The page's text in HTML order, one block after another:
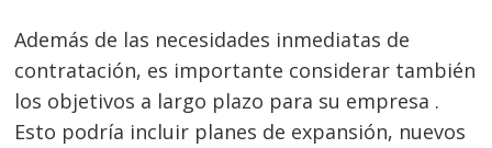
Además de las necesidades inmediatas de
contratación, es importante considerar también
los objetivos a largo plazo para su empresa .
Esto podría incluir planes de expansión, nuevos